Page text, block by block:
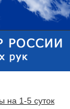
на 1-5 суток